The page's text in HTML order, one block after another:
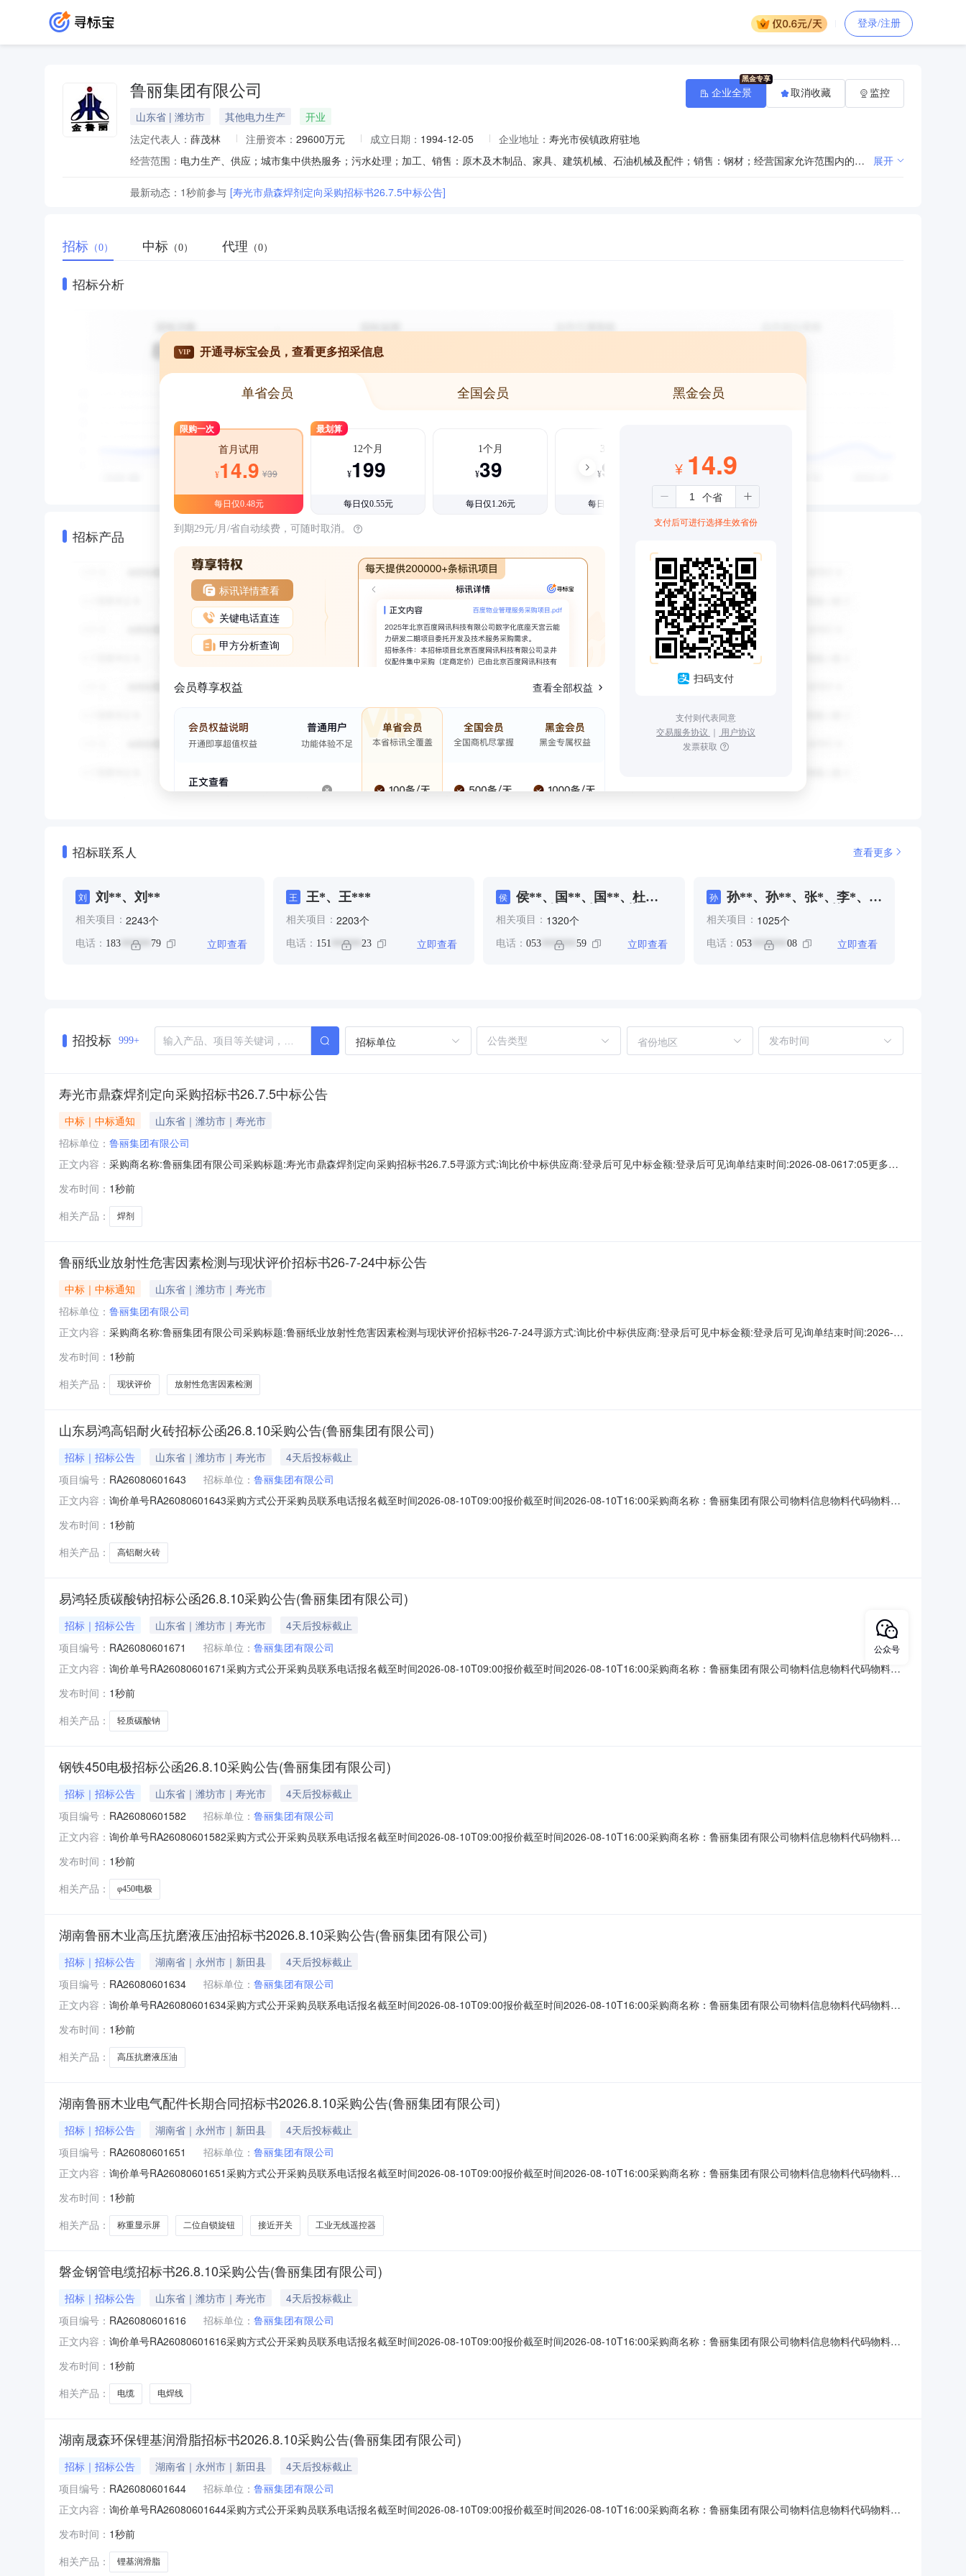
登录/注册
鲁丽集团有限公司
山东省 | 潍坊市 其他电力生产
开业
法定代表人： 薛茂林 注册资本： 29600万元 成立日期： 1994-12-05 企业地址： 寿光市侯镇政府驻地
经营范围：
电力生产、供应；城市集中供热服务；污水处理；加工、销售：原木及木制品、家具、建筑机械、石油机械及配件；销售：钢材；经营国家允许范围内的货物及技术的进出口业务；（以下范围仅限分公司经营）餐饮服务；住宿；洗浴；废钢收购（依法须经批准的项目，经相关部门批准后方可开展经营活动）*** 展开
最新动态： 1秒前参与 [寿光市鼎森焊剂定向采购招标书26.7.5中标公告]
企业全景 取消收藏 监控
招标 （0） 中标 （0） 代理 （0）
招标分析
招标产品
VIP 开通寻标宝会员，查看更多招采信息
单省会员 全国会员 黑金会员
限购一次
首月试用
¥14.9 ¥39
每日仅0.48元
最划算
12个月
¥199
每日仅0.55元
1个月
¥39
每日仅1.26元
3个月
¥99
每日仅1.08元
到期29元/月/省自动续费，可随时取消。
标讯详情查看
关键电话直连
甲方分析查询
会员尊享权益 查看全部权益
¥ 14.9
支付后可进行选择生效省份
扫码支付
支付则代表同意
交易服务协议 ｜ 用户协议
发票获取
招标联系人 查看更多
刘 刘**、刘**
相关项目： 2243个
电话： 183 ****** 79 立即查看
王 王*、王***
相关项目： 2203个
电话： 151 ****** 23 立即查看
侯
侯**、国**、国**、杜
闫*、魏**、齐**
相关项目： 1320个
电话： 053 ******* 59 立即查看
孙
孙**、孙**、张*、李*、杜
魏**、魏**、齐**
相关项目： 1025个
电话： 053******* 08 立即查看
招投标 999+ 招标单位 省份地区
寿光市鼎森焊剂定向采购招标书26.7.5中标公告
中标｜中标通知
山东省｜潍坊市｜寿光市
招标单位： 鲁丽集团有限公司
正文内容： 采购商名称:鲁丽集团有限公司采购标题:寿光市鼎森焊剂定向采购招标书26.7.5寻源方式:询比价中标供应商:登录后可见中标金额:登录后可见询单结束时间:2026-08-0617:05更多咨
发布时间： 1秒前
相关产品：
焊剂
鲁丽纸业放射性危害因素检测与现状评价招标书26-7-24中标公告
中标｜中标通知
山东省｜潍坊市｜寿光市
招标单位： 鲁丽集团有限公司
正文内容： 采购商名称:鲁丽集团有限公司采购标题:鲁丽纸业放射性危害因素检测与现状评价招标书26-7-24寻源方式:询比价中标供应商:登录后可见中标金额:登录后可见询单结束时间:2026-
发布时间： 1秒前
相关产品：
现状评价 放射性危害因素检测
山东易鸿高铝耐火砖招标公函26.8.10采购公告(鲁丽集团有限公司)
招标｜招标公告 山东省｜潍坊市｜寿光市
4天后投标截止
项目编号： RA26080601643 招标单位： 鲁丽集团有限公司
正文内容： 询价单号RA26080601643采购方式公开采购员联系电话报名截至时间2026-08-10T09:00报价截至时间2026-08-10T16:00采购商名称：鲁丽集团有限公司物料信息物料代码物料名
三、商务条款：1.结算方式：乙方开具13%全额增值税发票，现汇结算。2.详情见附件。四、技术条款：1.质量标准：理化指标参考以下，AL2
发布时间： 1秒前
相关产品：
高铝耐火砖
易鸿轻质碳酸钠招标公函26.8.10采购公告(鲁丽集团有限公司)
招标｜招标公告 山东省｜潍坊市｜寿光市
4天后投标截止
项目编号： RA26080601671 招标单位： 鲁丽集团有限公司
正文内容： 询价单号RA26080601671采购方式公开采购员联系电话报名截至时间2026-08-10T09:00报价截至时间2026-08-10T16:00采购商名称：鲁丽集团有限公司物料信息物料代码物料名
元三、商务条款：1.结算方式：乙方开具13%全额增值税发票，现汇结算。2.详情见附件。四、技术条款：1.质量标准：工业用纯碱执行GB/
发布时间： 1秒前
相关产品：
轻质碳酸钠
钢铁450电极招标公函26.8.10采购公告(鲁丽集团有限公司)
招标｜招标公告 山东省｜潍坊市｜寿光市
4天后投标截止
项目编号： RA26080601582 招标单位： 鲁丽集团有限公司
正文内容： 询价单号RA26080601582采购方式公开采购员联系电话报名截至时间2026-08-10T09:00报价截至时间2026-08-10T16:00采购商名称：鲁丽集团有限公司物料信息物料代码物料名
50000.0元三、商务条款：1.结算方式：供方开具13%全额增值税发票，现汇结算。2.详情见附件。四、技术条款：1.质量标准：符合YB/T4
发布时间： 1秒前
相关产品：
φ450电极
湖南鲁丽木业高压抗磨液压油招标书2026.8.10采购公告(鲁丽集团有限公司)
招标｜招标公告 湖南省｜永州市｜新田县
4天后投标截止
项目编号： RA26080601634 招标单位： 鲁丽集团有限公司
正文内容： 询价单号RA26080601634采购方式公开采购员联系电话报名截至时间2026-08-10T09:00报价截至时间2026-08-10T16:00采购商名称：鲁丽集团有限公司物料信息物料代码物料名
款一、交货地址：湖南永州市新田县湖南省永州市新田县工业南园(温氏畜牧有限公司对面）二、保证金额度：2000.0元三、商务条款：1.
发布时间： 1秒前
相关产品：
高压抗磨液压油
湖南鲁丽木业电气配件长期合同招标书2026.8.10采购公告(鲁丽集团有限公司)
招标｜招标公告 湖南省｜永州市｜新田县
4天后投标截止
项目编号： RA26080601651 招标单位： 鲁丽集团有限公司
正文内容： 询价单号RA26080601651采购方式公开采购员联系电话报名截至时间2026-08-10T09:00报价截至时间2026-08-10T16:00采购商名称：鲁丽集团有限公司物料信息物料代码物料名
格：DC24V电源，R485通讯，4-20mA输出，DC24V输入1.0个2026-09-05石蜡罐用0502085266工业
发布时间： 1秒前
相关产品：
称重显示屏 二位自锁旋钮 接近开关 工业无线遥控器
磐金钢管电缆招标书26.8.10采购公告(鲁丽集团有限公司)
招标｜招标公告 山东省｜潍坊市｜寿光市
4天后投标截止
项目编号： RA26080601616 招标单位： 鲁丽集团有限公司
正文内容： 询价单号RA26080601616采购方式公开采购员联系电话报名截至时间2026-08-10T09:00报价截至时间2026-08-10T16:00采购商名称：鲁丽集团有限公司物料信息物料代码物料名
格：4*1.5平方毫米1000.0米2026-09-050502010815耐高温电缆规格：3*1.5平方毫米5
发布时间： 1秒前
相关产品：
电缆 电焊线
湖南晟森环保锂基润滑脂招标书2026.8.10采购公告(鲁丽集团有限公司)
招标｜招标公告 湖南省｜永州市｜新田县
4天后投标截止
项目编号： RA26080601644 招标单位： 鲁丽集团有限公司
正文内容： 询价单号RA26080601644采购方式公开采购员联系电话报名截至时间2026-08-10T09:00报价截至时间2026-08-10T16:00采购商名称：鲁丽集团有限公司物料信息物料代码物料名
县湖南省永州市新田县工业南园(温氏畜牧有限公司对面）二、保证金额度：2000.0元三、商务条款：1.结算方式：根据甲方实际需求数量，货到
发布时间： 1秒前
相关产品：
锂基润滑脂
公众号